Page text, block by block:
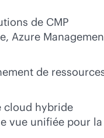
de CMP
Azure
de
cloud hybride
vue unifiée